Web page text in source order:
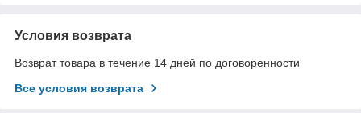
Условия возврата
Возврат товара в течение 14 дней по договоренности
Все условия возврата